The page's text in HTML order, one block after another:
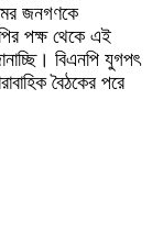
জনগণকে
পক্ষ থেকে এই
বিএনপি যুগপৎ
বৈঠকের পরে